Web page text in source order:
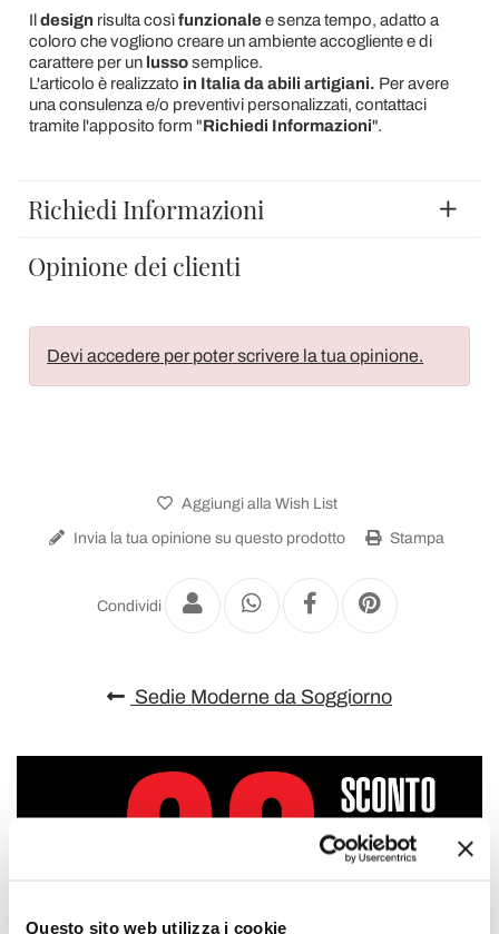
Questo sito web utilizza i cookie
Il design risulta cosìfunzionalee senza tempo, adatto a
coloro che vogliono creare un ambiente accogliente e di
carattere per un lussosemplice.
L'articolo è realizzato in Italia da abili artigiani. Per avere
una consulenza e/o preventivi personalizzati, contattaci
tramite l'apposito form "Richiedi Informazioni".
Richiedi Informazioni
Opinione dei clienti
Devi accedere per poter scrivere la tua opinione.
Aggiungi alla Wish List
Invia la tua opinione su questo prodotto Stampa
Condividi
Sedie Moderne da Soggiorno